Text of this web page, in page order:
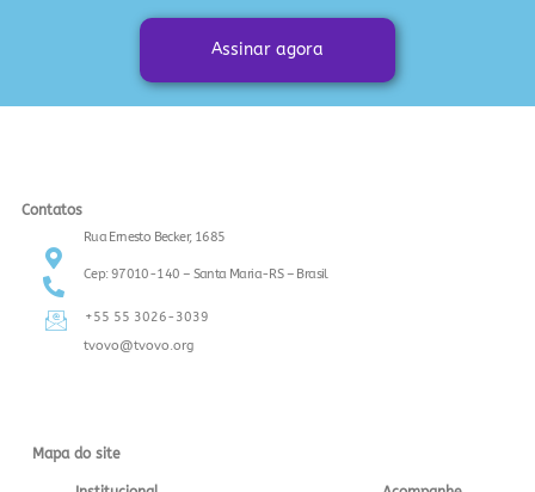
Assinar agora
Contatos
Rua Ernesto Becker, 1685
Cep: 97010-140 – Santa Maria-RS – Brasil
+55 55 3026-3039
tvovo@tvovo.org
Mapa do site